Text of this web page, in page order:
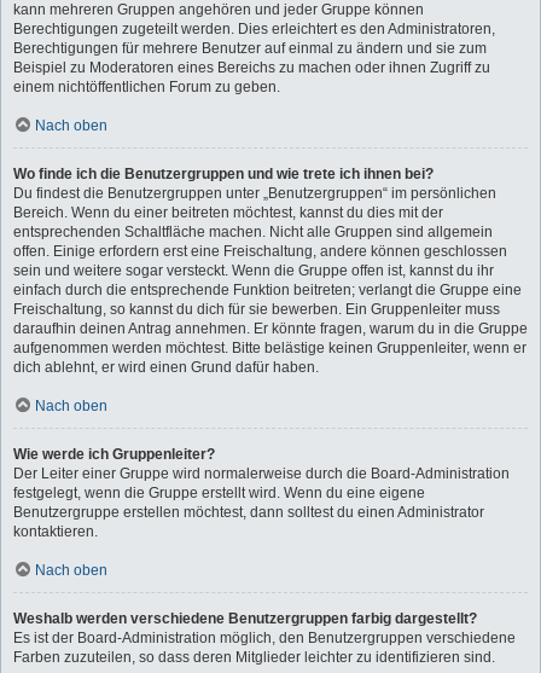
kann mehreren Gruppen angehören und jeder Gruppe können
Berechtigungen zugeteilt werden. Dies erleichtert es den Administratoren,
Berechtigungen für mehrere Benutzer auf einmal zu ändern und sie zum
Beispiel zu Moderatoren eines Bereichs zu machen oder ihnen Zugriff zu
einem nichtöffentlichen Forum zu geben.
Nach oben
Wo finde ich die Benutzergruppen und wie trete ich ihnen bei?
Du findest die Benutzergruppen unter „Benutzergruppen“ im persönlichen
Bereich. Wenn du einer beitreten möchtest, kannst du dies mit der
entsprechenden Schaltfläche machen. Nicht alle Gruppen sind allgemein
offen. Einige erfordern erst eine Freischaltung, andere können geschlossen
sein und weitere sogar versteckt. Wenn die Gruppe offen ist, kannst du ihr
einfach durch die entsprechende Funktion beitreten; verlangt die Gruppe eine
Freischaltung, so kannst du dich für sie bewerben. Ein Gruppenleiter muss
daraufhin deinen Antrag annehmen. Er könnte fragen, warum du in die Gruppe
aufgenommen werden möchtest. Bitte belästige keinen Gruppenleiter, wenn er
dich ablehnt, er wird einen Grund dafür haben.
Nach oben
Wie werde ich Gruppenleiter?
Der Leiter einer Gruppe wird normalerweise durch die Board-Administration
festgelegt, wenn die Gruppe erstellt wird. Wenn du eine eigene
Benutzergruppe erstellen möchtest, dann solltest du einen Administrator
kontaktieren.
Nach oben
Weshalb werden verschiedene Benutzergruppen farbig dargestellt?
Es ist der Board-Administration möglich, den Benutzergruppen verschiedene
Farben zuzuteilen, so dass deren Mitglieder leichter zu identifizieren sind.